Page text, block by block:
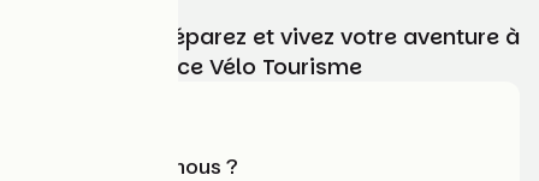
Choisissez, préparez et vivez votre aventure à
vélo avec France Vélo Tourisme
Qui sommes-nous ?